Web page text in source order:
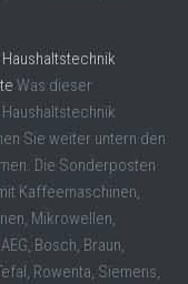
Was dieser
Sie weiter untern den
Die Sonderposten
Kaffeemaschinen,
Mikrowellen,
Bosch, Braun,
Rowenta, Siemens,